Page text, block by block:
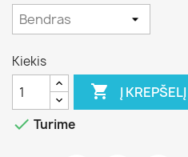
Kiekis
 Į KREPŠELĮ
 Turime